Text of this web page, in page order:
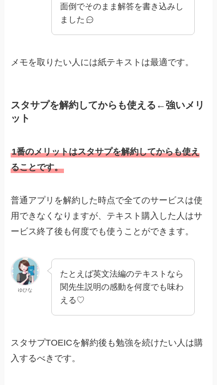
面倒でそのまま解答を書き込みし
ました
メモを取りたい人には紙テキストは最適です。
スタサプを解約してからも使える←強いメリ
ット
1番のメリットはスタサプを解約してからも使え
ることです。
普通アプリを解約した時点で全てのサービスは使
用できなくなりますが、テキスト購入した人はサ
ービス終了後も何度でも使うことができます。
ゆひな
たとえば英文法編のテキストなら
関先生説明の感動を何度でも味わ
える♡
スタサプTOEICを解約後も勉強を続けたい人は購
入するべきです。